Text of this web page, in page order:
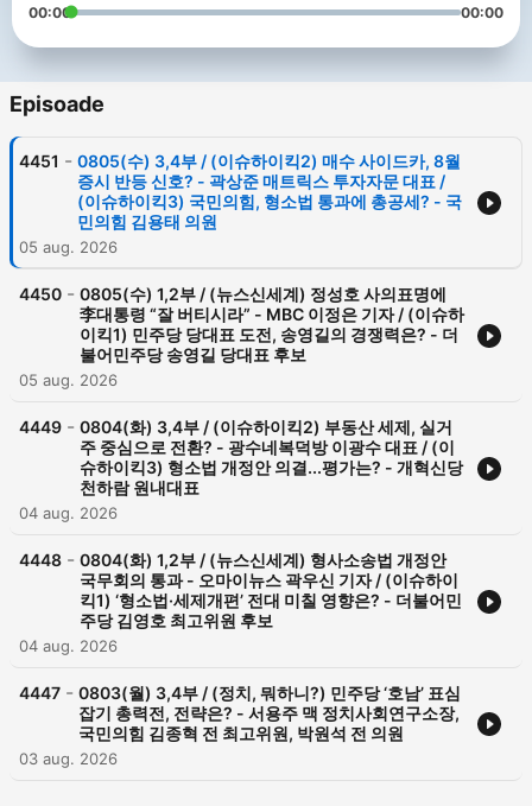
00:00 00:00
Episoade
4451 - 0805(수) 3,4부 / (이슈하이킥2) 매수 사이드카, 8월
증시 반등 신호? - 곽상준 매트릭스 투자자문 대표 /
(이슈하이킥3) 국민의힘, 형소법 통과에 총공세? - 국
민의힘 김용태 의원
05 aug. 2026
4450 - 0805(수) 1,2부 / (뉴스신세계) 정성호 사의표명에
李대통령 “잘 버티시라” - MBC 이정은 기자 / (이슈하
이킥1) 민주당 당대표 도전, 송영길의 경쟁력은? - 더
불어민주당 송영길 당대표 후보
05 aug. 2026
4449 - 0804(화) 3,4부 / (이슈하이킥2) 부동산 세제, 실거
주 중심으로 전환? - 광수네복덕방 이광수 대표 / (이
슈하이킥3) 형소법 개정안 의결...평가는? - 개혁신당
천하람 원내대표
04 aug. 2026
4448 - 0804(화) 1,2부 / (뉴스신세계) 형사소송법 개정안
국무회의 통과 - 오마이뉴스 곽우신 기자 / (이슈하이
킥1) ‘형소법·세제개편’ 전대 미칠 영향은? - 더불어민
주당 김영호 최고위원 후보
04 aug. 2026
4447 - 0803(월) 3,4부 / (정치, 뭐하니?) 민주당 ‘호남’ 표심
잡기 총력전, 전략은? - 서용주 맥 정치사회연구소장,
국민의힘 김종혁 전 최고위원, 박원석 전 의원
03 aug. 2026